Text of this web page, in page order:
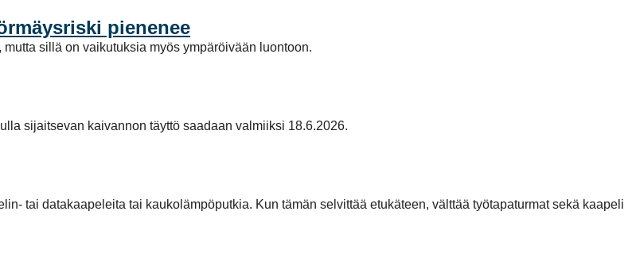
pienenee
sillä on vaikutuksia myös ympäröivään luontoon.
sijaitsevan kaivannon täyttö saadaan valmiiksi 18.6.2026.
tai datakaapeleita tai kaukolämpöputkia. Kun tämän selvittää etukäteen, välttää työtapaturmat sekä kaapeli